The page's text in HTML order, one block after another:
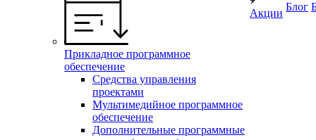
Прикладное программное
обеспечение
Средства управления
проектами
Мультимедийное программное
обеспечение
Дополнительные программные
Акции
Блог